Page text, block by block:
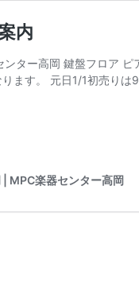
内
ンター高岡 鍵盤フロア
ります。 元日1/1初売り
MPC楽器センター高岡